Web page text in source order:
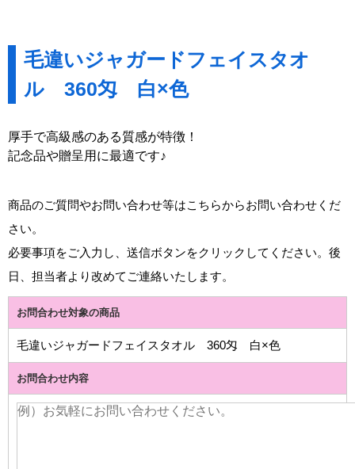
毛違いジャガードフェイスタオ
ル 360匁 白×色
厚手で高級感のある質感が特徴！
記念品や贈呈用に最適です♪
商品のご質問やお問い合わせ等はこちらからお問い合わせくだ
さい。
必要事項をご入力し、送信ボタンをクリックしてください。後
日、担当者より改めてご連絡いたします。
お問合わせ対象の商品
毛違いジャガードフェイスタオル 360匁 白×色
お問合わせ内容